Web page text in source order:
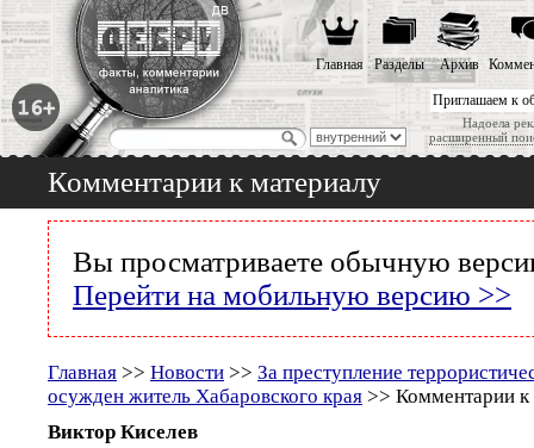
Приглашаем к
Надоела
расширенный
Главная Разделы Архив
Комментарии к материалу
Вы просматриваете обычную
Перейти на мобильную версию >>
Главная >> Новости >> За преступление
осужден житель Хабаровского края >> Комментарии к
Виктор Киселев